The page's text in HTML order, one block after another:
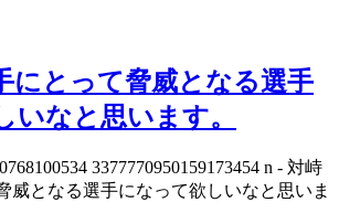
にとって脅威となる選手
いなと思います。